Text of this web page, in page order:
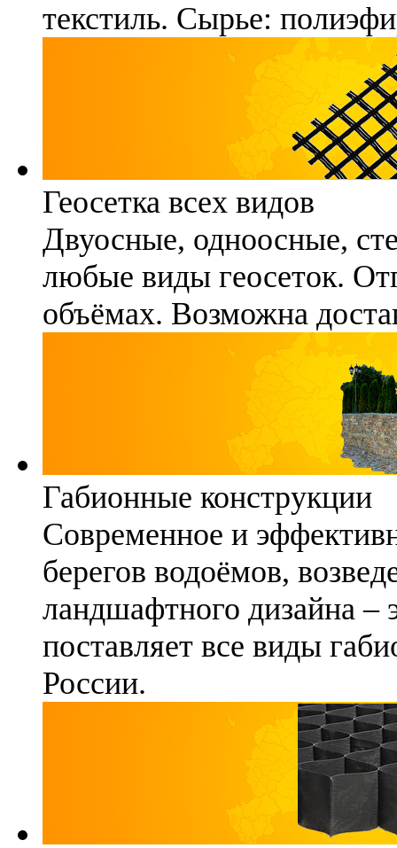
текстиль. Сырье:
Геосетка всех видов
Двуосные, одноосные,
любые виды геосеток.
объёмах. Возможна
Габионные конструкции
Современное и
берегов водоёмов,
ландшафтного дизайна
поставляет все виды
России.